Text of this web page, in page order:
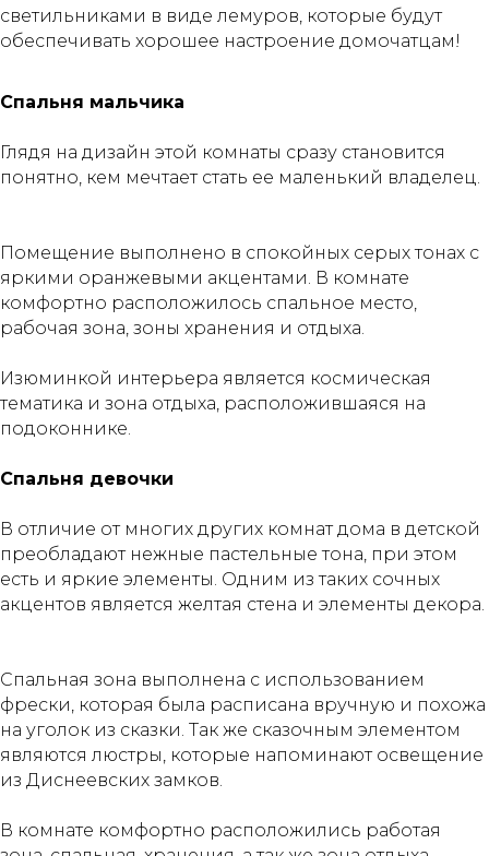
светильниками в виде лемуров, которые будут
обеспечивать хорошее настроение домочатцам!⠀
Спальня мальчика
Глядя на дизайн этой комнаты сразу становится
понятно, кем мечтает стать ее маленький владелец.
Помещение выполнено в спокойных серых тонах с
яркими оранжевыми акцентами. В комнате
комфортно расположилось спальное место,
рабочая зона, зоны хранения и отдыха.⠀
Изюминкой интерьера является космическая
тематика и зона отдыха, расположившаяся на
подоконнике.⠀⠀
Спальня девочки
В отличие от многих других комнат дома в детской
преобладают нежные пастельные тона, при этом
есть и яркие элементы. Одним из таких сочных
акцентов является желтая стена и элементы декора.
Спальная зона выполнена с использованием
фрески, которая была расписана вручную и похожа
на уголок из сказки. Так же сказочным элементом
являются люстры, которые напоминают освещение
из Диснеевских замков. ⠀
В комнате комфортно расположились работая